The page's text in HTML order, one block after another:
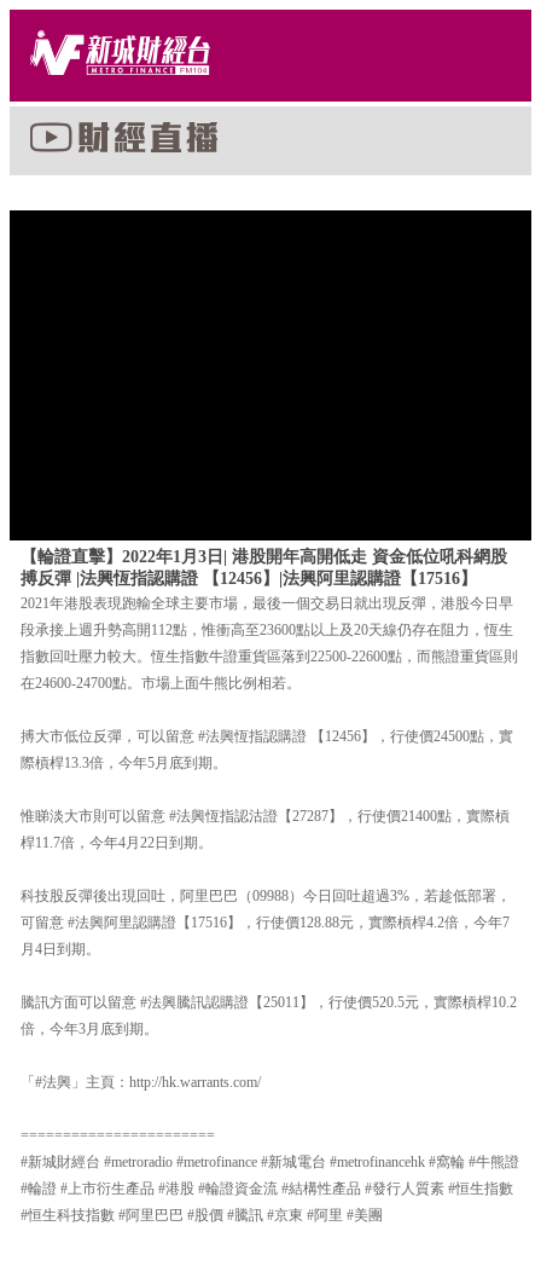
【輪證直擊】2022年1月3日| 港股開年高開低走 資金低位吼科網股
搏反彈 |法興恆指認購證 【12456】|法興阿里認購證【17516】
2021年港股表現跑輸全球主要市場，最後一個交易日就出現反彈，港股今日早
段承接上週升勢高開112點，惟衝高至23600點以上及20天線仍存在阻力，恆生
指數回吐壓力較大。恆生指數牛證重貨區落到22500-22600點，而熊證重貨區則
在24600-24700點。市場上面牛熊比例相若。
搏大市低位反彈，可以留意 #法興恆指認購證 【12456】，行使價24500點，實
際槓桿13.3倍，今年5月底到期。
惟睇淡大市則可以留意 #法興恆指認沽證【27287】，行使價21400點，實際槓
桿11.7倍，今年4月22日到期。
科技股反彈後出現回吐，阿里巴巴（09988）今日回吐超過3%，若趁低部署，
可留意 #法興阿里認購證【17516】，行使價128.88元，實際槓桿4.2倍，今年7
月4日到期。
騰訊方面可以留意 #法興騰訊認購證【25011】，行使價520.5元，實際槓桿10.2
倍，今年3月底到期。
「#法興」主頁：http://hk.warrants.com/
=======================
#新城財經台 #metroradio #metrofinance #新城電台 #metrofinancehk #窩輪 #牛熊證
#輪證 #上市衍生產品 #港股 #輪證資金流 #結構性產品 #發行人質素 #恒生指數
#恒生科技指數 #阿里巴巴 #股價 #騰訊 #京東 #阿里 #美團